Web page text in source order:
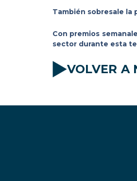
También sobresale la
Con premios
sector durante esta
VOLVER A